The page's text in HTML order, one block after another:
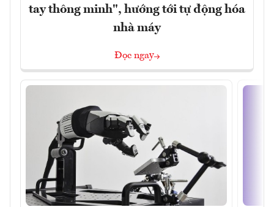
tay thông minh", hướng tới tự động hóa
nhà máy
Đọc ngay